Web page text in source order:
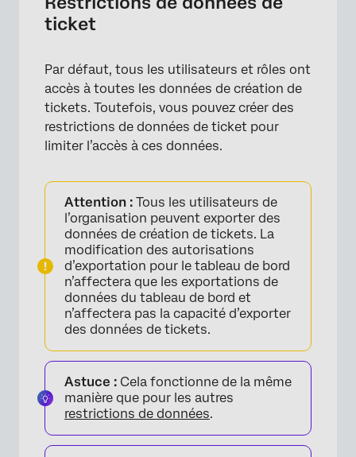
ticket
Par défaut, tous les utilisateurs et rôles ont
accès à toutes les données de création de
tickets. Toutefois, vous pouvez créer des
restrictions de données de ticket pour
limiter l’accès à ces données.
Attention : Tous les utilisateurs de
l’organisation peuvent exporter des
données de création de tickets. La
modification des autorisations
d’exportation pour le tableau de bord
n’affectera que les exportations de
données du tableau de bord et
n’affectera pas la capacité d’exporter
des données de tickets.
Astuce : Cela fonctionne de la même
manière que pour les autres
restrictions de données.